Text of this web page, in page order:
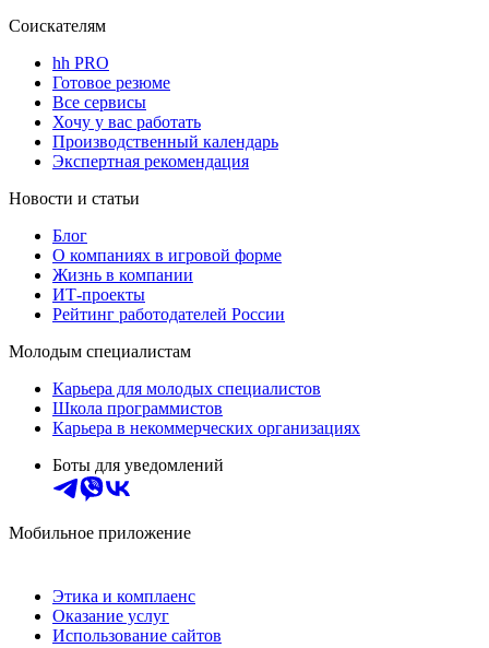
Соискателям
hh PRO
Готовое резюме
Все сервисы
Хочу у вас работать
Производственный календарь
Экспертная рекомендация
Новости и статьи
Блог
О компаниях в игровой форме
Жизнь в компании
ИТ-проекты
Рейтинг работодателей России
Молодым специалистам
Карьера для молодых специалистов
Школа программистов
Карьера в некоммерческих организациях
Боты для уведомлений
Мобильное приложение
Этика и комплаенс
Оказание услуг
Использование сайтов